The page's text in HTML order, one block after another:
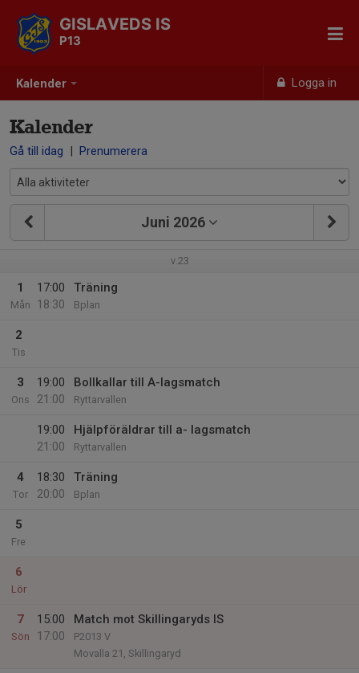
Kalender Logga in
GISLAVEDS IS
P13
Kalender
Gå till idag | Prenumerera
Juni 2026
v.23
1
Mån
17:00
18:30
Träning
Bplan
2
Tis
3
Ons
19:00
21:00
Bollkallar till A-lagsmatch
Ryttarvallen
19:00
21:00
Hjälpföräldrar till a- lagsmatch
Ryttarvallen
4
Tor
18:30
20:00
Träning
Bplan
5
Fre
6
Lör
7
Sön
15:00
17:00
Match mot Skillingaryds IS
P2013 V
Movalla 21, Skillingaryd